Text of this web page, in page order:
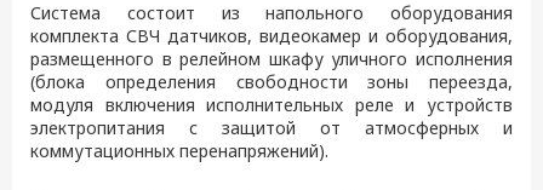
Система состоит из напольного оборудования
комплекта СВЧ датчиков, видеокамер и оборудования,
размещенного в релейном шкафу уличного исполнения
(блока определения свободности зоны переезда,
модуля включения исполнительных реле и устройств
электропитания с защитой от атмосферных и
коммутационных перенапряжений).